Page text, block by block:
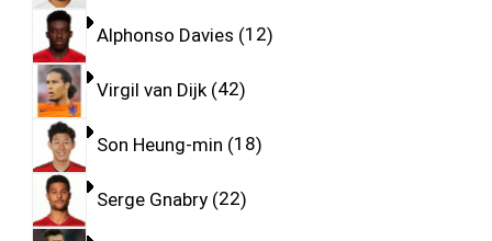
Alphonso Davies 12
Virgil van Dijk 42
Son Heung-min 18
Serge Gnabry 22